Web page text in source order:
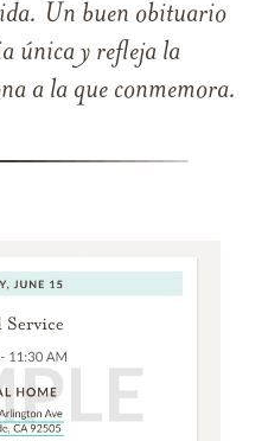
Un buen obituario
única y refleja la
a la que conmemora.